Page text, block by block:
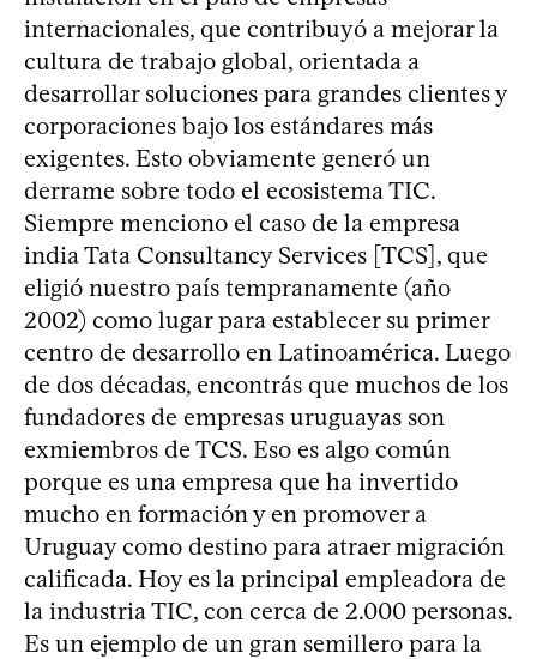
internacionales, que contribuyó a mejorar la
cultura de trabajo global, orientada a
desarrollar soluciones para grandes clientes y
corporaciones bajo los estándares más
exigentes. Esto obviamente generó un
derrame sobre todo el ecosistema TIC.
Siempre menciono el caso de la empresa
india Tata Consultancy Services [TCS], que
eligió nuestro país tempranamente (año
2002) como lugar para establecer su primer
centro de desarrollo en Latinoamérica. Luego
de dos décadas, encontrás que muchos de los
fundadores de empresas uruguayas son
exmiembros de TCS. Eso es algo común
porque es una empresa que ha invertido
mucho en formación y en promover a
Uruguay como destino para atraer migración
calificada. Hoy es la principal empleadora de
la industria TIC, con cerca de 2.000 personas.
Es un ejemplo de un gran semillero para la